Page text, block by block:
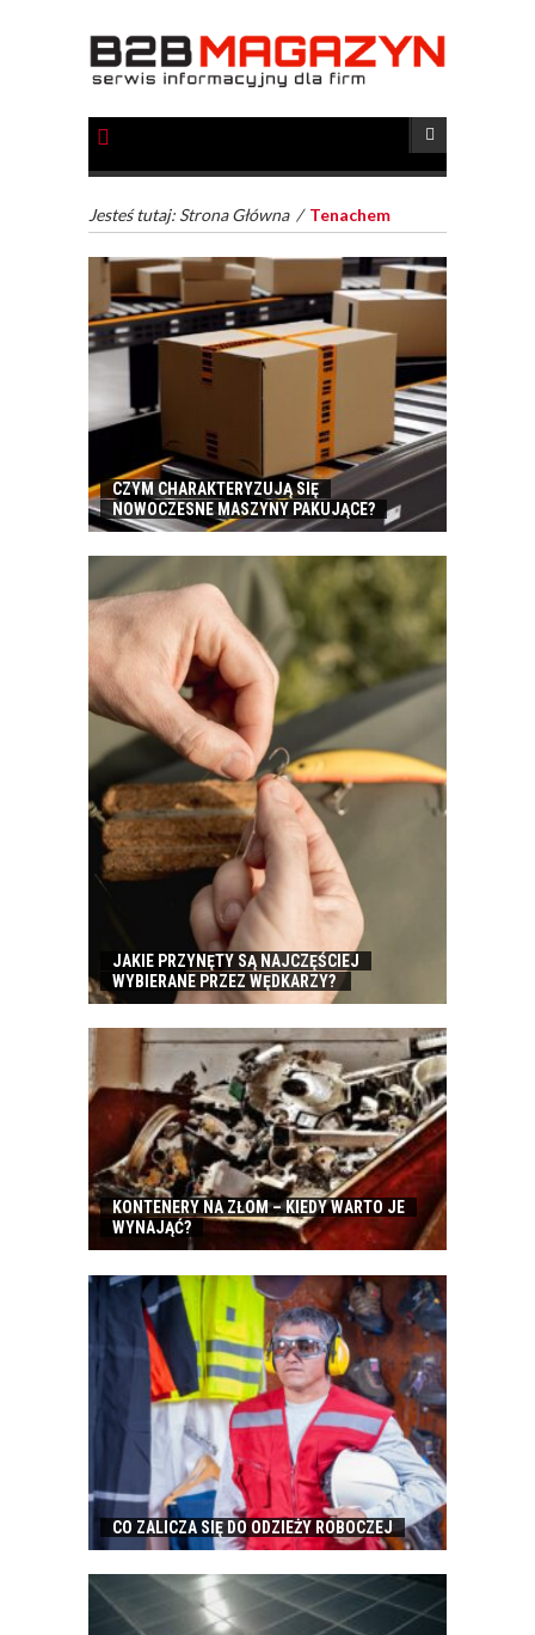
Jesteś tutaj: Strona Główna / Tenachem
CZYM CHARAKTERYZUJĄ SIĘ
NOWOCZESNE MASZYNY PAKUJĄCE?
JAKIE PRZYNĘTY SĄ NAJCZĘŚCIEJ
WYBIERANE PRZEZ WĘDKARZY?
KONTENERY NA ZŁOM – KIEDY WARTO JE
WYNAJĄĆ?
CO ZALICZA SIĘ DO ODZIEŻY ROBOCZEJ